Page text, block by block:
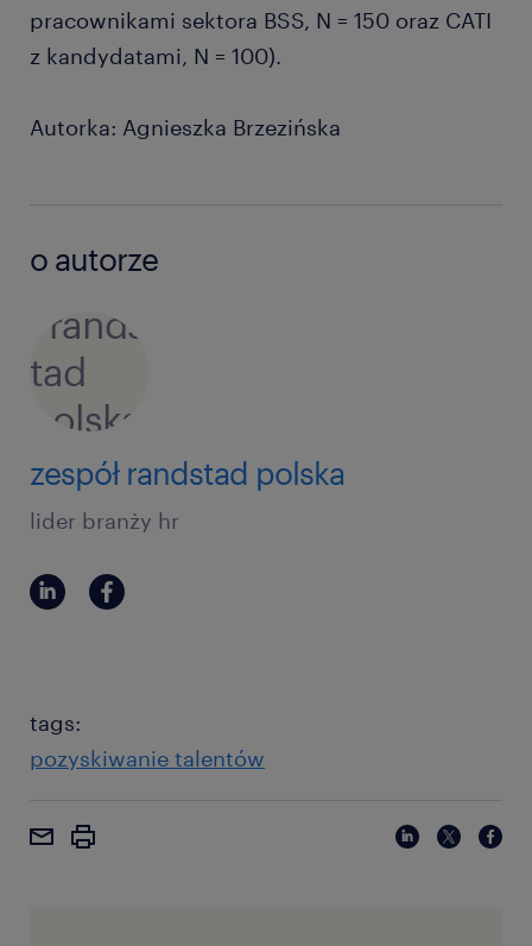
pracownikami sektora BSS, N = 150 oraz CATI
z kandydatami, N = 100).
Autorka: Agnieszka Brzezińska
o autorze
zespół randstad polska
lider branży hr
tags:
pozyskiwanie talentów